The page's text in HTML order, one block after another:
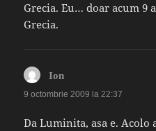
Grecia. Eu… doar acum
Grecia.
Ion
9 octombrie 2009 la 22:37
Da Luminita, asa e.